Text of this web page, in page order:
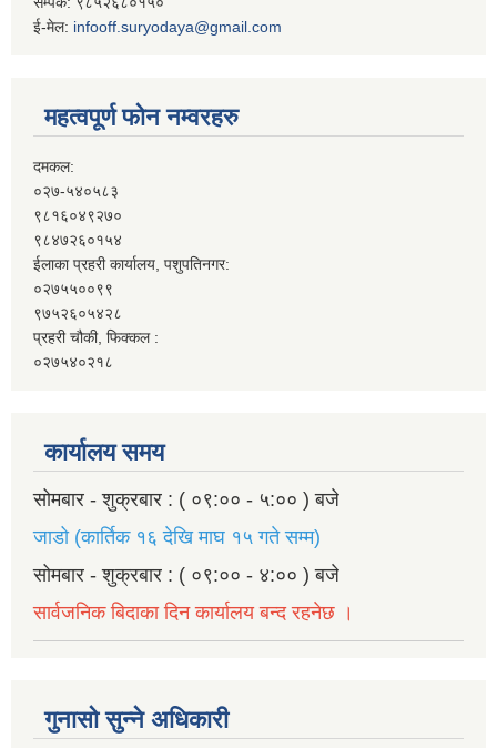
ई-मेल: infooff.suryodaya@gmail.com
महत्वपूर्ण फोन नम्वरहरु
दमकल:
०२७-५४०५८३
९८१६०४९२७०
९८४७२६०१५४
ईलाका प्रहरी कार्यालय, पशुपतिनगर:
०२७५५००९९
९७५२६०५४२८
प्रहरी चौकी, फिक्कल :
०२७५४०२१८
कार्यालय समय
सोमबार - शुक्रबार : ( ०९:०० - ५:०० ) बजे
जाडो (कार्तिक १६ देखि माघ १५ गते सम्म)
सोमबार - शुक्रबार : ( ०९:०० - ४:०० ) बजे
सार्वजनिक बिदाका दिन कार्यालय बन्द रहनेछ ।
गुनासो सुन्ने अधिकारी